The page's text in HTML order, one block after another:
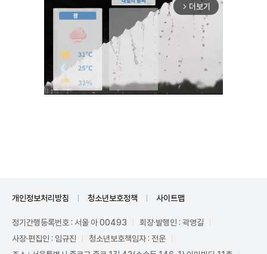
arrow_forward_ios 더보기
개인정보처리방침 청소년보호정책 사이트맵
정기간행등록번호 : 서울 아 00493
회장·발행인 : 곽영길
사장·편집인 : 임규진
청소년보호책임자 : 전운